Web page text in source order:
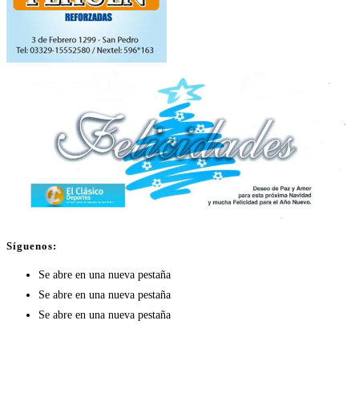
Síguenos:
Se abre en una nueva pestaña
Se abre en una nueva pestaña
Se abre en una nueva pestaña